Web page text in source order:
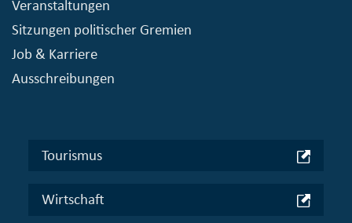
Veranstaltungen
Sitzungen politischer Gremien
Job & Karriere
Ausschreibungen
Tourismus
Wirtschaft